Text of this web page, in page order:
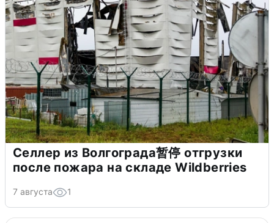
Селлер из Волгограда暂停 отгрузки
после пожара на складе Wildberries
7 августа 1